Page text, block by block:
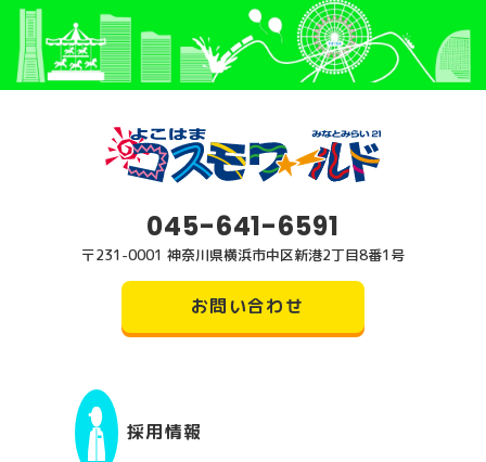
045-641-6591
〒231-0001 神奈川県横浜市中区新港2丁目8番1号
お問い合わせ
採用情報